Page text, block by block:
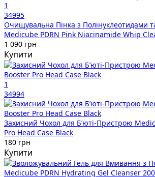
1
34995
Очищувальна Пінка з Полінуклеотидами
Medicube PDRN Pink Niacinamide Whip
1 090 грн
Купити
1
34994
Захисний Чохол для Бʼюті-Пристрою
Pro Head Case Black
180 грн
Купити